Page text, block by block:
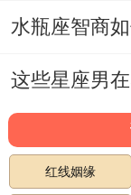
社交圈扩展
秒 -方法产
领域
水瓶座智商
红线姻缘